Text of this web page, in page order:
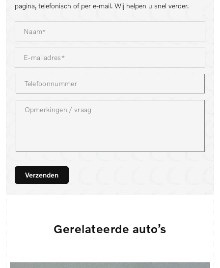
pagina, telefonisch of per e-mail. Wij helpen u snel verder.
Verzenden
Gerelateerde auto’s